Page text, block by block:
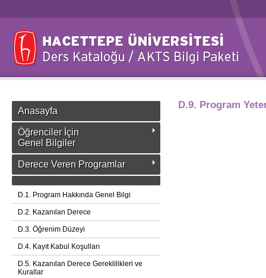
Anasayfa
Öğrenciler İçin
Genel Bilgiler
Derece Veren Programlar
D.1. Program Hakkında Genel Bilgi
D.2. Kazanılan Derece
D.3. Öğrenim Düzeyi
D.4. Kayıt Kabul Koşulları
D.5. Kazanılan Derece Gereklilikleri ve
Kurallar
D.9. Program